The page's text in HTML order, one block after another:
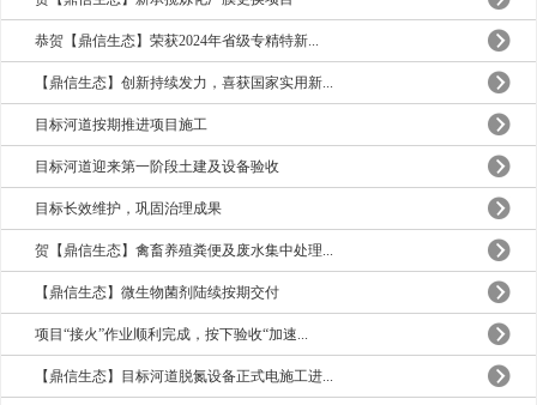
恭贺【鼎信生态】荣获2024年省级专精特新...
【鼎信生态】创新持续发力，喜获国家实用新...
目标河道按期推进项目施工
目标河道迎来第一阶段土建及设备验收
目标长效维护，巩固治理成果
贺【鼎信生态】禽畜养殖粪便及废水集中处理...
【鼎信生态】微生物菌剂陆续按期交付
项目“接火”作业顺利完成，按下验收“加速...
【鼎信生态】目标河道脱氮设备正式电施工进...